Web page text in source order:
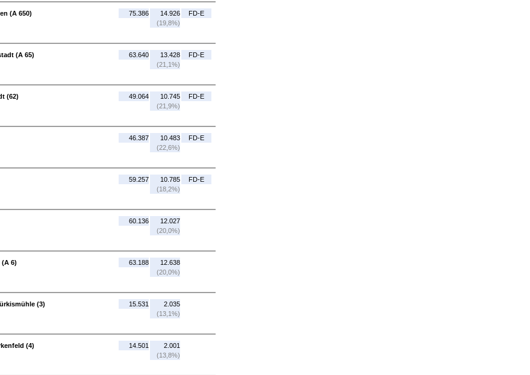
(A 650)
75.386
14.926
(19,8%)
FD-E
(A 65)
63.640
13.428
(21,1%)
FD-E
(62)
49.064
10.745
(21,9%)
FD-E
46.387
10.483
(22,6%)
FD-E
59.257
10.785
(18,2%)
FD-E
60.136
12.027
(20,0%)
6)
63.188
12.638
(20,0%)
(3)
15.531
2.035
(13,1%)
(4)
14.501
2.001
(13,8%)